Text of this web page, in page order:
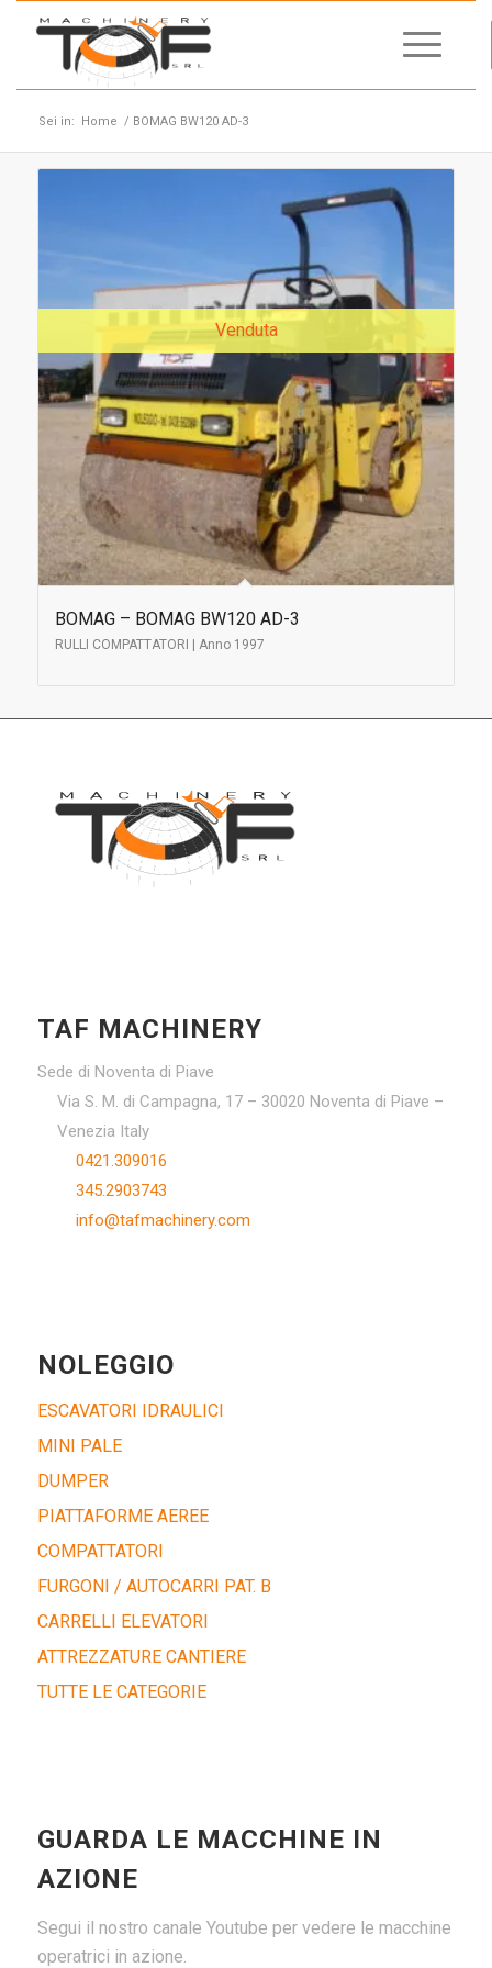
Sei in: Home / BOMAG BW120 AD-3
Venduta
BOMAG – BOMAG BW120 AD-3
RULLI COMPATTATORI | Anno 1997
TAF MACHINERY
Sede di Noventa di Piave
Via S. M. di Campagna, 17 – 30020 Noventa di Piave –
Venezia Italy
0421.309016
345.2903743
info@tafmachinery.com
NOLEGGIO
ESCAVATORI IDRAULICI
MINI PALE
DUMPER
PIATTAFORME AEREE
COMPATTATORI
FURGONI / AUTOCARRI PAT. B
CARRELLI ELEVATORI
ATTREZZATURE CANTIERE
TUTTE LE CATEGORIE
GUARDA LE MACCHINE IN
AZIONE
Segui il nostro canale Youtube per vedere le macchine
operatrici in azione.